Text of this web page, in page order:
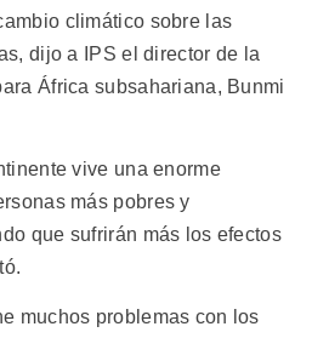
climático sobre las
dijo a IPS el director de la
África subsahariana, Bunmi
vive una enorme
más pobres y
que sufrirán más los efectos
muchos problemas con los